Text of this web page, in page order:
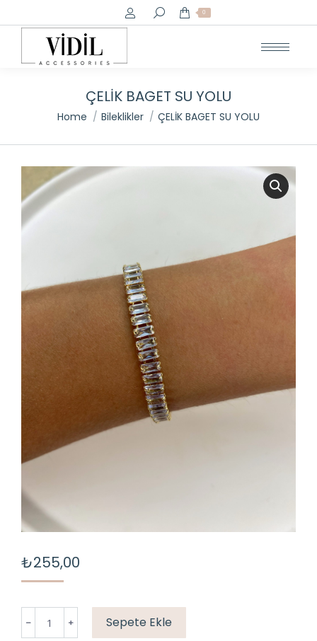
Search: 0
ÇELİK BAGET SU YOLU
You are here:
Home Bileklikler ÇELİK BAGET SU YOLU
₺255,00
BAGET
Sepete Ekle